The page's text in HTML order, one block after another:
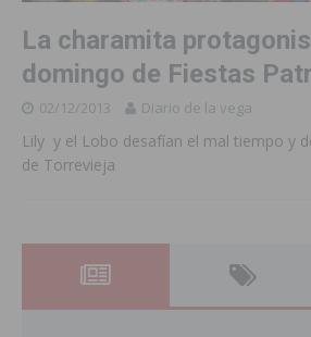
La charamita
domingo de Fiestas
02/12/2013 Diario de la vega
Lily y el Lobo desafían el mal tiempo y
de Torrevieja